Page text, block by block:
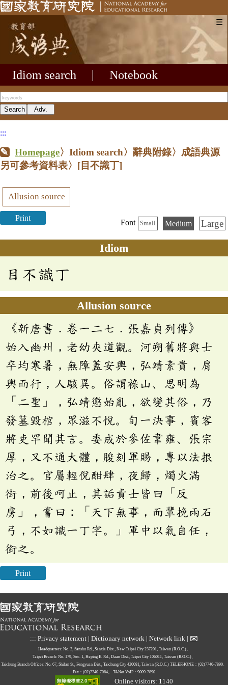
☰
Idiom search Notebook
:::
Homepage〉Idiom search〉辭典附錄〉成語典源
另可參考資料表〉 [目不識丁]
Allusion source
Print
Font Small Medium Large
Idiom
目不識丁
Allusion source
《新唐書．卷一二七．張嘉貞列傳》
始入幽州，老幼夾道觀。河朔舊將與士
卒均寒暑，無障蓋安輿，弘靖素貴，肩
輿而行，人駭異。俗謂祿山、思明為
「二聖」，弘靖懲始亂，欲變其俗，乃
發墓毀棺，眾滋不悅。旬一決事，賓客
將吏罕聞其言。委成於參佐韋雍、張宗
厚，又不通大體，朘刻軍賜，專以法拫
治之。官屬輕侻酣肆，夜歸，燭火滿
街，前後呵止，其詬責士皆曰「反
虜」，嘗曰：「天下無事，而輩挽兩石
弓，不如識一丁字。」軍中以氣自任，
銜之。
Print
::: Privacy statement | Dictionary network | Network link | ✉
Headquarters: No. 2, Sanshu Rd., Sanxia Dist., New Taipei City 237201, Taiwan (R.O.C.)、
Taipei Branch: No. 179, Sec. 1, Heping E. Rd., Daan Dist., Taipei City 106011, Taiwan (R.O.C.)、
Taichung Branch Offices: No. 67, Shifan St., Fengyuan Dist., Taichung City 420081, Taiwan (R.O.C.) TELEPHONE：(02)7740-7890、
Fax：(02)7740-7064、
TANet VoIP：9009-7890
Online visitors: 1140